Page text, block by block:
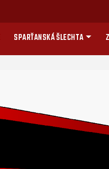
SPARŤANSKÁ ŠLECHTA